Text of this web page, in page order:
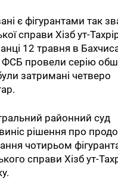
є фігурантами так
справи Хізб ут-
12 травня в
ФСБ провели серію
затримані четверо
районний суд
рішення про
чотирьом
справи Хізб ут-